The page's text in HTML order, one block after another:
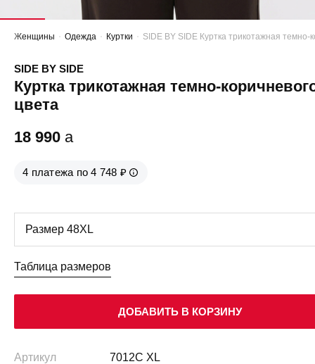
Женщины Одежда Куртки SIDE BY SIDE Куртка трикотажная темно-
SIDE BY SIDE
Куртка трикотажная темно-
цвета
18 990 a
4 платежа по 4 748 ₽
Таблица размеров
ДОБАВИТЬ В КОРЗИНУ
Артикул 7012C XL